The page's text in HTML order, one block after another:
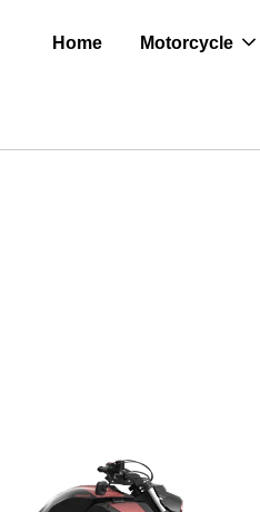
Home Motorcycle